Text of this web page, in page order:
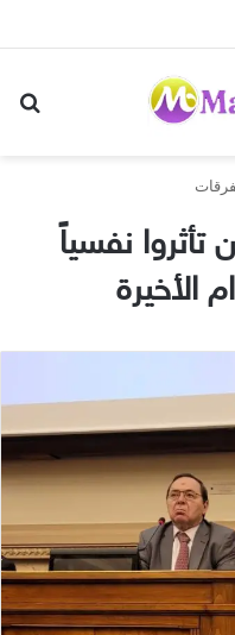
على تياترو آفاق
تأثروا نفسياً
الأخيرة